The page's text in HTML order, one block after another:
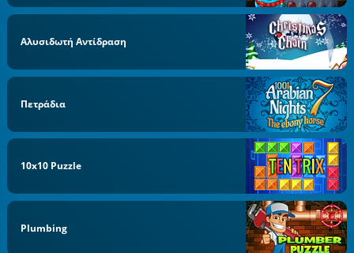
Αλυσιδωτή Αντίδραση
Πετράδια
10x10 Puzzle
Plumbing